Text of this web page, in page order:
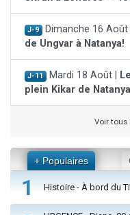
J-9 Dimanche 16 Août |
de Ungvar à Natanya!
J-11 Mardi 18 Août |
plein Kikar de
Voir tous
+ Populaires
1 Histoire - À bord du